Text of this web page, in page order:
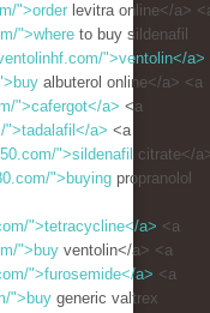
">order levitra online</a>
">where to buy sildenafil
">ventolin</a>
albuterol online</a> <a
">cafergot</a> <a
">tadalafil</a> <a
">sildenafil citrate</
">buying propranolol
">tetracycline</a> <a
">buy ventolin</a> <a
">furosemide</a> <a
">buy generic valtrex